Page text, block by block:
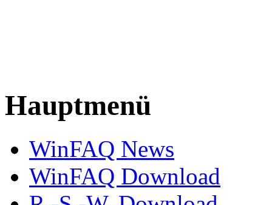
Hauptmenü
WinFAQ News
WinFAQ Download